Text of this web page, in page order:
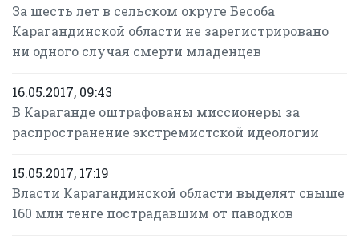
За шесть лет в сельском округе Бесоба
Карагандинской области не зарегистрировано
ни одного случая смерти младенцев
16.05.2017, 09:43
В Караганде оштрафованы миссионеры за
распространение экстремистской идеологии
15.05.2017, 17:19
Власти Карагандинской области выделят свыше
160 млн тенге пострадавшим от паводков